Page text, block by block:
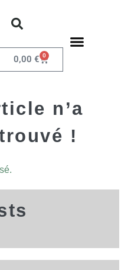
0,00 € 0
n’a
!